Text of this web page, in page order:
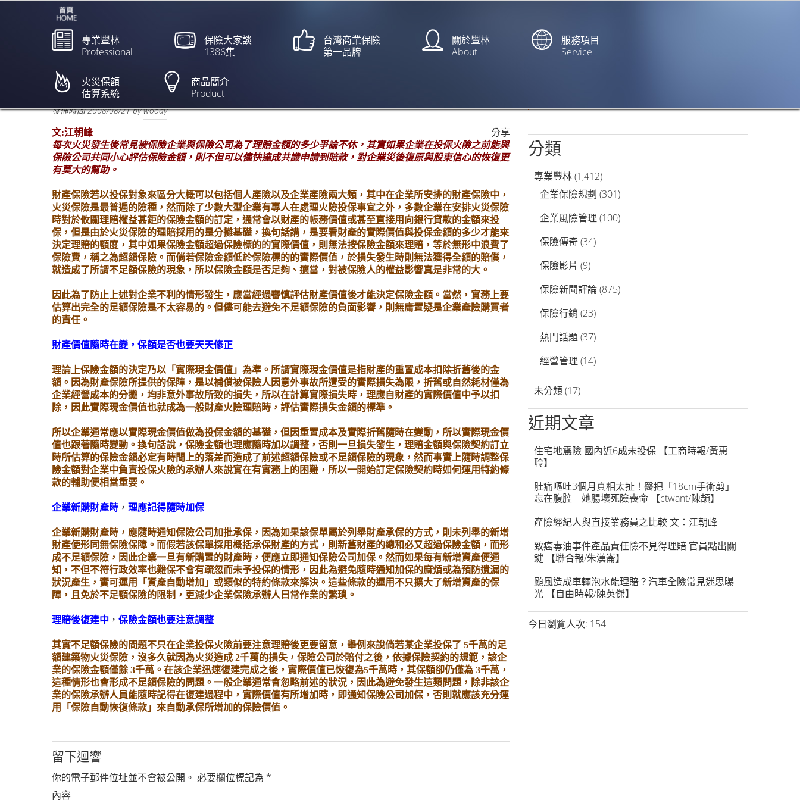
專業豐林
Professional
保險大家談
1386集
台灣商業保險
第一品牌
關於豐林
About
服務項目
Service
火災保額
估算系統
商品簡介
Product
欲閱讀全文請點上列新聞標題
發佈時間2008/08/21bywoody
分享
文:江朝峰
每次火災發生後常見被保險企業與保險公司為了理賠金額的多少爭論不休，其實如果企業在投保火險之前能與
保險公司共同小心評估保險金額，則不但可以儘快達成共識申請到賠款，對企業災後復原與股東信心的恢復更
有莫大的幫助。
財產保險若以投保對象來區分大概可以包括個人產險以及企業產險兩大類 ， 其中在企業所安排的財產保險中，
火災保險是最普遍的險種，然而除了少數大型企業有專人在處理火險投保事宜之外，多數企業在安排火災保險
時對於攸關理賠權益甚鉅的保險金額的訂定，通常會以財產的帳務價值或甚至直接用向銀行貸款的金額來投
保，但是由於火災保險的理賠採用的是分攤基礎，換句話講，是要看財產的實際價值與投保金額的多少才能來
決定理賠的額度，其中如果保險金額超過保險標的的實際價值，則無法按保險金額來理賠，等於無形中浪費了
保險費，稱之為超額保險。而倘若保險金額低於保險標的的實際價值，於損失發生時則無法獲得全額的賠償，
就造成了所謂不足額保險的現象，所以保險金額是否足夠、適當，對被保險人的權益影響真是非常的大。
因此為了防止上述對企業不利的情形發生，應當經過審慎評估財產價值後才能決定保險金額。當然，實務上要
估算出完全的足額保險是不太容易的。但儘可能去避免不足額保險的負面影響，則無庸置疑是企業產險購買者
的責任。
財產價值隨時在變，保額是否也要天天修正
理論上保險金額的決定乃以「實際現金價值」為準。所謂實際現金價值是指財產的重置成本扣除折舊後的金
額。因為財產保險所提供的保障，是以補償被保險人因意外事故所遭受的實際損失為限，折舊或自然耗材僅為
企業經營成本的分攤，均非意外事故所致的損失，所以在計算實際損失時，理應自財產的實際價值中予以扣
除，因此實際現金價值也就成為一般財產火險理賠時，評估實際損失金額的標準。
所以企業通常應以實際現金價值做為投保金額的基礎，但因重置成本及實際折舊隨時在變動，所以實際現金價
值也跟著隨時變動。換句話說，保險金額也理應隨時加以調整，否則一旦損失發生，理賠金額與保險契約訂立
時所估算的保險金額必定有時間上的落差而造成了前述超額保險或不足額保險的現象，然而事實上隨時調整保
險金額對企業中負責投保火險的承辦人來說實在有實務上的困難，所以一開始訂定保險契約時如何運用特約條
款的輔助便相當重要。
企業新購財產時 ， 理應記得隨時加保
企業新購財產時，應隨時通知保險公司加批承保，因為如果該保單屬於列舉財產承保的方式，則未列舉的新增
財產便形同無保險保障。而假若該保單採用概括承保財產的方式，則新舊財產的總和必又超過保險金額，而形
成不足額保險，因此企業一旦有新購置的財產時，便應立即通知保險公司加保。然而如果每有新增資產便通
知，不但不符行政效率也難保不會有疏忽而未予投保的情形，因此為避免隨時通知加保的麻煩或為預防遺漏的
狀況產生，實可運用「資產自動增加」或類似的特約條款來解決。這些條款的運用不只擴大了新增資產的保
障，且免於不足額保險的限制，更減少企業保險承辦人日常作業的繁瑣。
理賠後復建中 ， 保險金額也要注意調整
其實不足額保險的問題不只在企業投保火險前要注意理賠後更要留意，舉例來說倘若某企業投保了 5千萬的足
額建築物火災保險，沒多久就因為火災造成 2千萬的損失，保險公司於賠付之後，依據保險契約的規範，該企
業的保險金額僅餘 3千萬。在該企業迅速復建完成之後，實際價值已恢復為5千萬時，其保額卻仍僅為 3千萬，
這種情形也會形成不足額保險的問題。一般企業通常會忽略前述的狀況，因此為避免發生這類問題，除非該企
業的保險承辦人員能隨時記得在復建過程中，實際價值有所增加時，即通知保險公司加保，否則就應該充分運
用「保險自動恢復條款」來自動承保所增加的保險價值。
留下迴響
你的電子郵件位址並不會被公開。 必要欄位標記為 *
內容
分類
專業豐林(1,412)
企業保險規劃 (301)
企業風險管理 (100)
保險傳奇(34)
保險影片 (9)
保險新聞評論(875)
保險行銷 (23)
熱門話題(37)
經營管理 (14)
未分類(17)
近期文章
住宅地震險 國內近6成未投保 【工商時報/黃惠
聆】
肚痛嘔吐3個月真相太扯！醫把「18cm手術剪」
忘在腹腔 她腸壞死險喪命 【ctwant/陳頡】
產險經紀人與直接業務員之比較 文：江朝峰
致癌毒油事件產品責任險不見得理賠 官員點出關
鍵 【聯合報/朱漢崙】
颱風造成車輛泡水能理賠？汽車全險常見迷思曝
光 【自由時報/陳英傑】
今日瀏覽人次: 154